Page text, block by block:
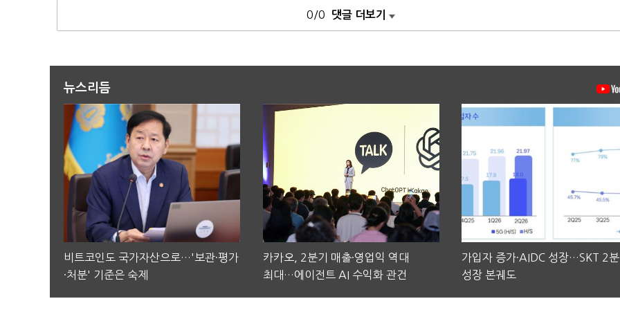
0/0 댓글 더보기
뉴스리듬
비트코인도 국가자산으로…'보관·평가
·처분' 기준은 숙제
카카오, 2분기 매출·영업익 역대
최대…에이전트 AI 수익화 관건
가입자 증가·AIDC 성장…SKT 2
성장 본궤도